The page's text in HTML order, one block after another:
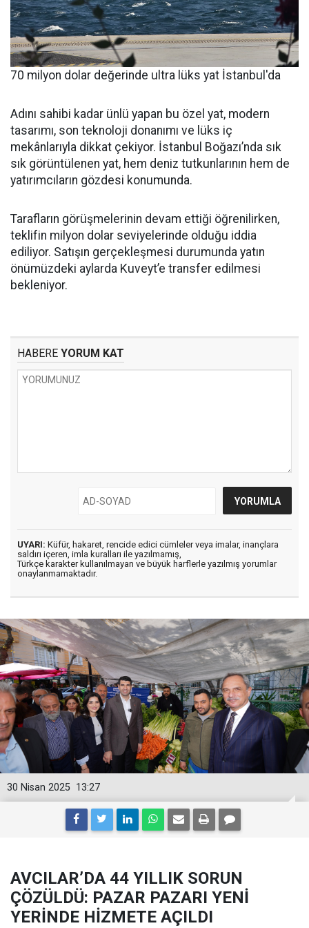
70 milyon dolar değerinde ultra lüks yat İstanbul'da
Adını sahibi kadar ünlü yapan bu özel yat, modern
tasarımı, son teknoloji donanımı ve lüks iç
mekânlarıyla dikkat çekiyor. İstanbul Boğazı’nda sık
sık görüntülenen yat, hem deniz tutkunlarının hem de
yatırımcıların gözdesi konumunda.
Tarafların görüşmelerinin devam ettiği öğrenilirken,
teklifin milyon dolar seviyelerinde olduğu iddia
ediliyor. Satışın gerçekleşmesi durumunda yatın
önümüzdeki aylarda Kuveyt’e transfer edilmesi
bekleniyor.
HABERE YORUM KAT
UYARI: Küfür, hakaret, rencide edici cümleler veya imalar, inançlara
saldırı içeren, imla kuralları ile yazılmamış,
Türkçe karakter kullanılmayan ve büyük harflerle yazılmış yorumlar
onaylanmamaktadır.
13:27
30 Nisan 2025
AVCILAR’DA 44 YILLIK SORUN
ÇÖZÜLDÜ: PAZAR PAZARI YENİ
YERİNDE HİZMETE AÇILDI